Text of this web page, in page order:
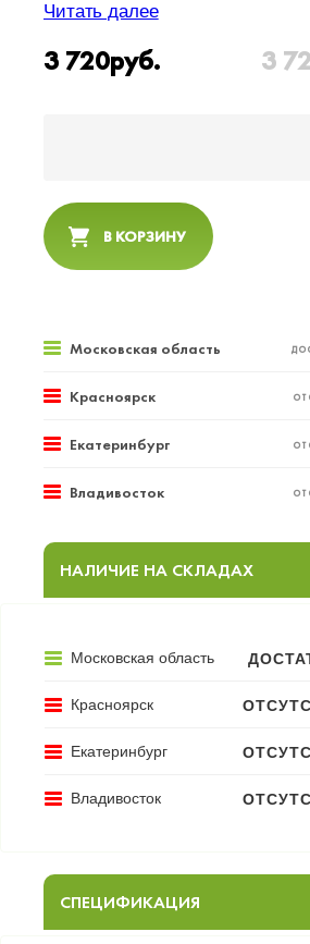
Читать далее
3 720руб. 3
В КОРЗИНУ
Московская область
Красноярск
Екатеринбург
Владивосток
НАЛИЧИЕ НА СКЛАДАХ
Московская область
Красноярск
Екатеринбург
Владивосток
СПЕЦИФИКАЦИЯ